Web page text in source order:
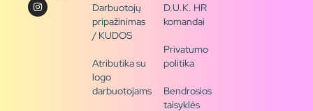
Darbuotojų
pripažinimas
/ KUDOS
Atributika su
logo
darbuotojams
D.U.K. HR
komandai
Privatumo
politika
Bendrosios
taisyklės